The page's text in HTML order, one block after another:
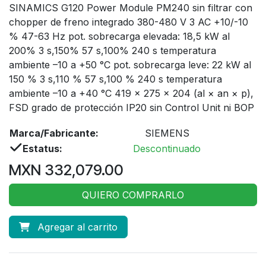
SINAMICS G120 Power Module PM240 sin filtrar con
chopper de freno integrado 380-480 V 3 AC +10/-10
% 47-63 Hz pot. sobrecarga elevada: 18,5 kW al
200% 3 s,150% 57 s,100% 240 s temperatura
ambiente –10 a +50 °C pot. sobrecarga leve: 22 kW al
150 % 3 s,110 % 57 s,100 % 240 s temperatura
ambiente –10 a +40 °C 419 × 275 × 204 (al × an × p),
FSD grado de protección IP20 sin Control Unit ni BOP
Marca/Fabricante:
SIEMENS
Estatus:
Descontinuado
MXN 332,079.00
QUIERO COMPRARLO
Agregar al carrito